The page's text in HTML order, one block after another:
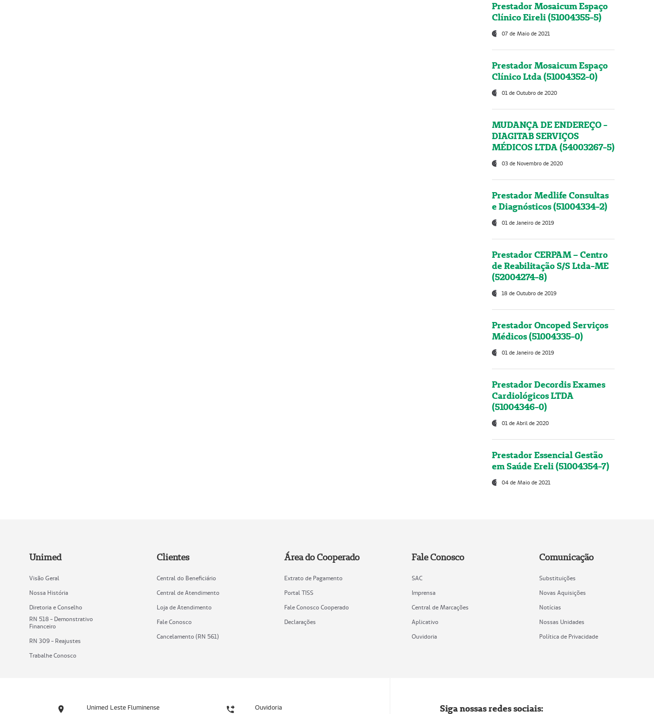
Prestador Mosaicum Espaço
Clínico Eireli (51004355-5)
07 de Maio de 2021
Prestador Mosaicum Espaço
Clínico Ltda (51004352-0)
01 de Outubro de 2020
MUDANÇA DE ENDEREÇO -
DIAGITAB SERVIÇOS
MÉDICOS LTDA (54003267-5)
03 de Novembro de 2020
Prestador Medlife Consultas
e Diagnósticos (51004334-2)
01 de Janeiro de 2019
Prestador CERPAM – Centro
de Reabilitação S/S Ltda-ME
(52004274-8)
18 de Outubro de 2019
Prestador Oncoped Serviços
Médicos (51004335-0)
01 de Janeiro de 2019
Prestador Decordis Exames
Cardiológicos LTDA
(51004346-0)
01 de Abril de 2020
Prestador Essencial Gestão
em Saúde Ereli (51004354-7)
04 de Maio de 2021
Unimed
Visão Geral
Nossa História
Diretoria e Conselho
RN 518 - Demonstrativo
Financeiro
RN 309 - Reajustes
Trabalhe Conosco
Clientes
Central do Beneficiário
Central de Atendimento
Loja de Atendimento
Fale Conosco
Cancelamento (RN 561)
Área do Cooperado
Extrato de Pagamento
Portal TISS
Fale Conosco Cooperado
Declarações
Fale Conosco
SAC
Imprensa
Central de Marcações
Aplicativo
Ouvidoria
Comunicação
Substituições
Novas Aquisições
Notícias
Nossas Unidades
Política de Privacidade
Unimed Leste Fluminense Ouvidoria Siga nossas redes sociais: